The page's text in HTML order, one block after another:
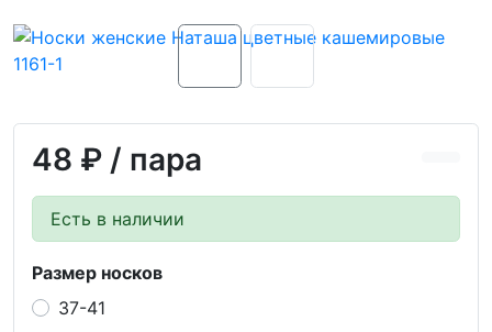
48 ₽ / пара
Есть в наличии
Размер носков
37-41